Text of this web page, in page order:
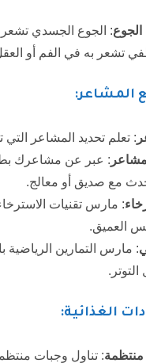
الجوع: الجوع الجسدي تشعر
تشعر به في الفم أو
: تعلم تحديد المشاعر التي
: عبر عن مشاعرك
مع صديق أو معالج.
: مارس تقنيات
العميق.
: مارس التمارين الرياضية
التوتر.
الغذائية:
منتظمة: تناول وجبات